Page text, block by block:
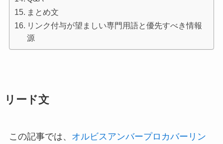
まとめ文
リンク付与が望ましい専門用語と優先すべき情報
源
リード文
この記事では、 オルビスアンバープロカバーリン